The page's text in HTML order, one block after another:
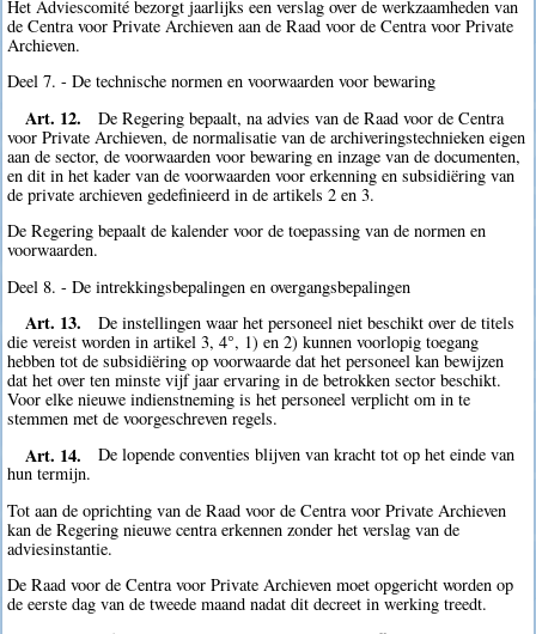
Het Adviescomité bezorgt jaarlijks een verslag over de werkzaamheden van
de Centra voor Private Archieven aan de Raad voor de Centra voor Private
Archieven.
Deel 7. - De technische normen en voorwaarden voor bewaring
Art. 12.
De Regering bepaalt, na advies van de Raad voor de Centra
voor Private Archieven, de normalisatie van de archiveringstechnieken eigen
aan de sector, de voorwaarden voor bewaring en inzage van de documenten,
en dit in het kader van de voorwaarden voor erkenning en subsidiëring van
de private archieven gedefinieerd in de artikels 2 en 3.
De Regering bepaalt de kalender voor de toepassing van de normen en
voorwaarden.
Deel 8. - De intrekkingsbepalingen en overgangsbepalingen
Art. 13.
De instellingen waar het personeel niet beschikt over de titels
die vereist worden in artikel 3, 4°, 1) en 2) kunnen voorlopig toegang
hebben tot de subsidiëring op voorwaarde dat het personeel kan bewijzen
dat het over ten minste vijf jaar ervaring in de betrokken sector beschikt.
Voor elke nieuwe indienstneming is het personeel verplicht om in te
stemmen met de voorgeschreven regels.
Art. 14.
De lopende conventies blijven van kracht tot op het einde van
hun termijn.
Tot aan de oprichting van de Raad voor de Centra voor Private Archieven
kan de Regering nieuwe centra erkennen zonder het verslag van de
adviesinstantie.
De Raad voor de Centra voor Private Archieven moet opgericht worden op
de eerste dag van de tweede maand nadat dit decreet in werking treedt.